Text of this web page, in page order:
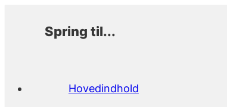
Spring til...
Hovedindhold